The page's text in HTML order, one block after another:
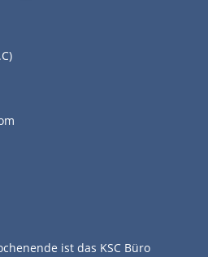
ist das KSC Büro